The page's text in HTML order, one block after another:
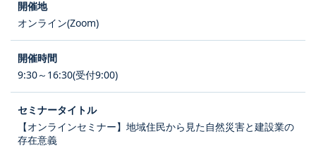
オンライン(Zoom)
9:30～16:30(受付9:00)
【オンラインセミナー】地域住民から見た自然災害と建設業の
存在意義